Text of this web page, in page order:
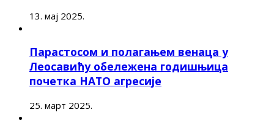
13. мај 2025.
Парастосом и полагањем венаца у
Леосавићу обележена годишњица
почетка НАТО агресије
25. март 2025.